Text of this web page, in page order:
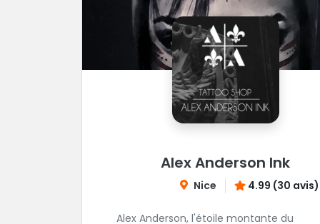
Alex Anderson Ink
Nice 4.99 (30 avis)
Alex Anderson, l'étoile montante du